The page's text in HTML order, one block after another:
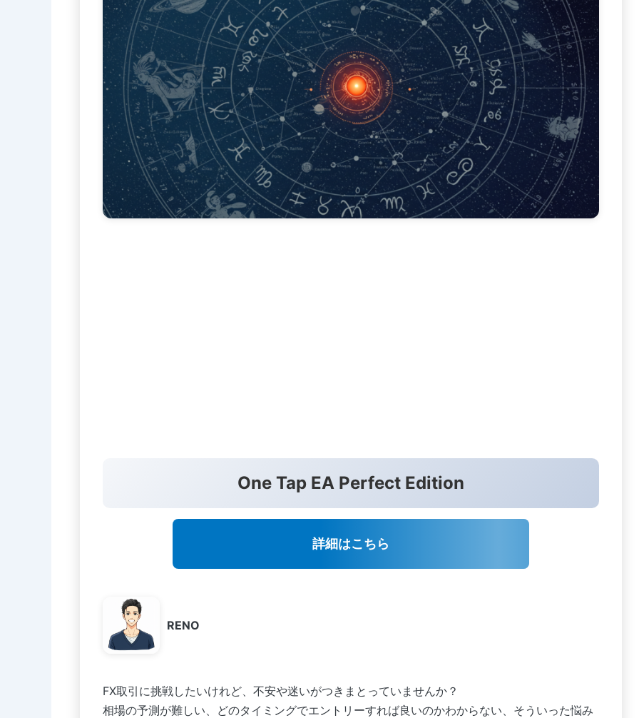
One Tap EA Perfect Edition
詳細はこちら
RENO
FX取引に挑戦したいけれど、不安や迷いがつきまとっていませんか？
相場の予測が難しい、どのタイミングでエントリーすれば良いのかわからない、そういった悩み